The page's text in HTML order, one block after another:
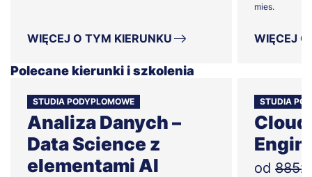
WIĘCEJ O TYM KIERUNKU
mies.
WIĘCEJ
Polecane kierunki i szkolenia
STUDIA PODYPLOMOWE
Analiza Danych –
Data Science z
elementami AI
STUDIA
Cloud
od 885zł